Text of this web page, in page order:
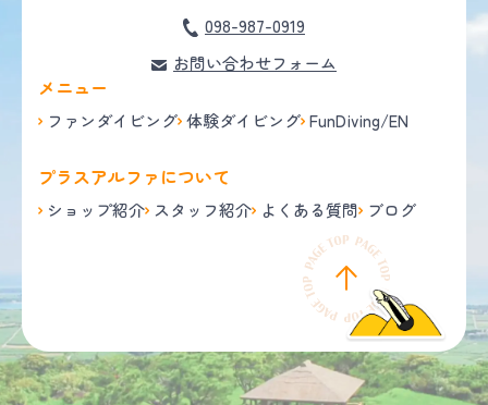
098-987-0919
お問い合わせフォーム
メニュー
ファンダイビング 体験ダイビング FunDiving/EN
プラスアルファについて
ショップ紹介 スタッフ紹介 よくある質問 ブログ